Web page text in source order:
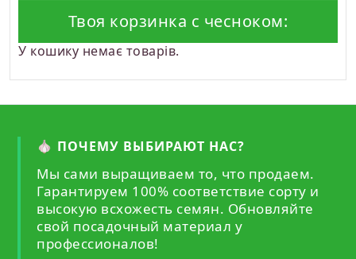
Твоя корзинка с чесноком:
У кошику немає товарів.
🧄 ПОЧЕМУ ВЫБИРАЮТ НАС?
Мы сами выращиваем то, что продаем.
Гарантируем 100% соответствие сорту и
высокую всхожесть семян. Обновляйте
свой посадочный материал у
профессионалов!